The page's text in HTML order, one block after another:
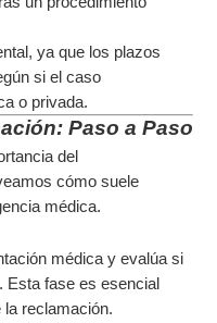
ya que los plazos
si el caso
o privada.
Paso a Paso
del
cómo suele
médica.
médica y evalúa si
Esta fase es esencial
la reclamación.